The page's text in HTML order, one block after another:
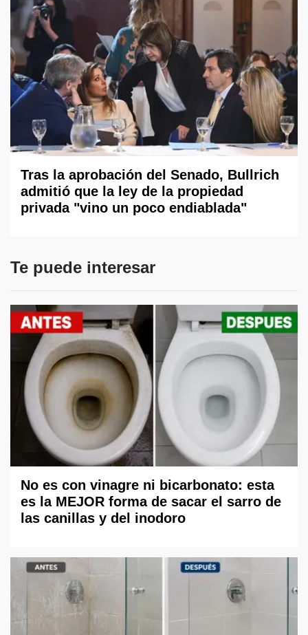
Tras la aprobación del Senado, Bullrich
admitió que la ley de la propiedad
privada "vino un poco endiablada"
Te puede interesar
No es con vinagre ni bicarbonato: esta
es la MEJOR forma de sacar el sarro de
las canillas y del inodoro